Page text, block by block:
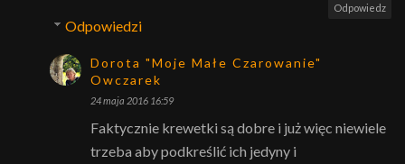
Odpowiedz
Odpowiedzi
Dorota "Moje Małe Czarowanie"
Owczarek
24 maja 2016 16:59
Faktycznie krewetki są dobre i już więc niewiele
trzeba aby podkreślić ich jedyny i